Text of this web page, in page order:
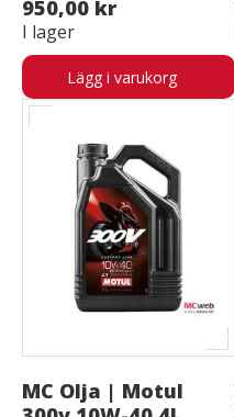
950,00 kr
I lager
Lägg i varukorg
MC Olja | Motul